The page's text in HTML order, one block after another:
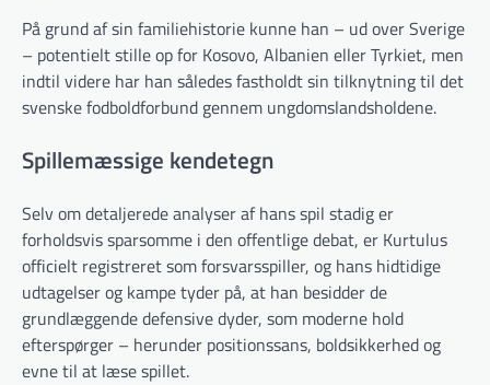
På grund af sin familiehistorie kunne han – ud over Sverige
– potentielt stille op for Kosovo, Albanien eller Tyrkiet, men
indtil videre har han således fastholdt sin tilknytning til det
svenske fodboldforbund gennem ungdomslandsholdene.
Spillemæssige kendetegn
Selv om detaljerede analyser af hans spil stadig er
forholdsvis sparsomme i den offentlige debat, er Kurtulus
officielt registreret som forsvarsspiller, og hans hidtidige
udtagelser og kampe tyder på, at han besidder de
grundlæggende defensive dyder, som moderne hold
efterspørger – herunder positionssans, boldsikkerhed og
evne til at læse spillet.